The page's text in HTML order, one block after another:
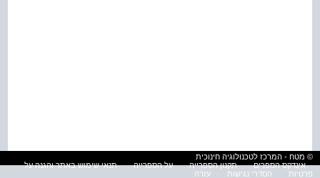
© מטח - המרכז לטכנולוגיה חינוכית
אינדקס הספרים
תקנון הספרייה על הספרייה
תנאי שימוש באתר והגנה על
פרטיות
הסדרי נגישות עזרה